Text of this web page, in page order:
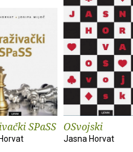
SPaSS OSvojski
Jasna Horvat